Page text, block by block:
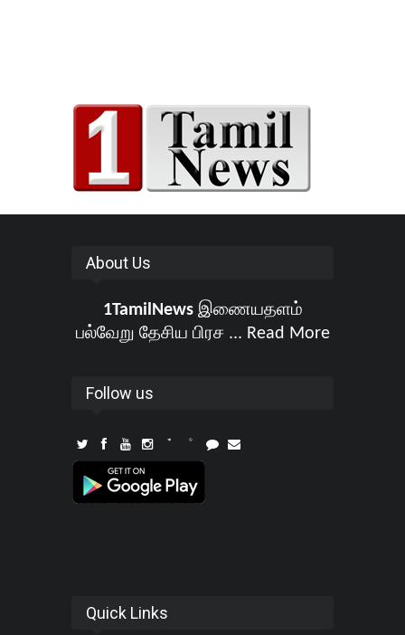
About Us
1TamilNewsஇணையதளம்
பல்வேறு தேசிய பிரச ... Read More
Follow us
Quick Links